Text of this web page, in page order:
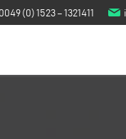
0049 (0) 1523 – 1321411